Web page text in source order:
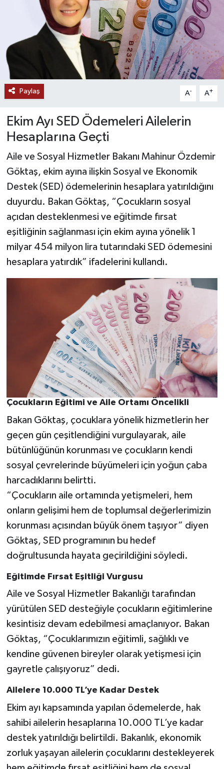
Paylaş A- A+
Ekim Ayı SED Ödemeleri Ailelerin
Hesaplarına Geçti
Aile ve Sosyal Hizmetler Bakanı Mahinur Özdemir
Göktaş, ekim ayına ilişkin Sosyal ve Ekonomik
Destek (SED) ödemelerinin hesaplara yatırıldığını
duyurdu. Bakan Göktaş, “Çocukların sosyal
açıdan desteklenmesi ve eğitimde fırsat
eşitliğinin sağlanması için ekim ayına yönelik 1
milyar 454 milyon lira tutarındaki SED ödemesini
hesaplara yatırdık” ifadelerini kullandı.
Çocukların Eğitimi ve Aile Ortamı Öncelikli
Bakan Göktaş, çocuklara yönelik hizmetlerin her
geçen gün çeşitlendiğini vurgulayarak, aile
bütünlüğünün korunması ve çocukların kendi
sosyal çevrelerinde büyümeleri için yoğun çaba
harcadıklarını belirtti.
“Çocukların aile ortamında yetişmeleri, hem
onların gelişimi hem de toplumsal değerlerimizin
korunması açısından büyük önem taşıyor” diyen
Göktaş, SED programının bu hedef
doğrultusunda hayata geçirildiğini söyledi.
Eğitimde Fırsat Eşitliği Vurgusu
Aile ve Sosyal Hizmetler Bakanlığı tarafından
yürütülen SED desteğiyle çocukların eğitimlerine
kesintisiz devam edebilmesi amaçlanıyor. Bakan
Göktaş, “Çocuklarımızın eğitimli, sağlıklı ve
kendine güvenen bireyler olarak yetişmesi için
gayretle çalışıyoruz” dedi.
Ailelere 10.000 TL’ye Kadar Destek
Ekim ayı kapsamında yapılan ödemelerde, hak
sahibi ailelerin hesaplarına 10.000 TL’ye kadar
destek yatırıldığı belirtildi. Bakanlık, ekonomik
zorluk yaşayan ailelerin çocuklarını destekleyerek
SOSYAL YARDIMLAR
SPONSORLU YAZI
TEKNOLOJİ
YAŞAM